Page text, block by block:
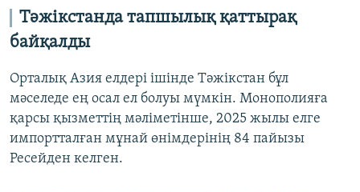
Тәжікстанда тапшылық қаттырақ
байқалды
Орталық Азия елдері ішінде Тәжікстан бұл
мәселеде ең осал ел болуы мүмкін. Монополияға
қарсы қызметтің мәліметінше, 2025 жылы елге
импортталған мұнай өнімдерінің 84 пайызы
Ресейден келген.